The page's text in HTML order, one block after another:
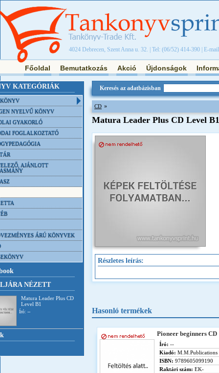
4024 Debrecen, Szent Anna u. 32. | Tel: (06/52) 414-390 | E-
Főoldal Bemutatkozás Akció Újdonságok
KATEGÓRIÁK
NYELVŰ KÖNYV
GYAKORLÓ
FOGLALKOZTATÓ
AJÁNLOTT
ÁRÚ KÖNYVEK
NÉZETT
Matura Leader Plus CD
Level B1
Író: --
Keresés az adatbázisban
CD »
Matura Leader Plus CD Level B1
Részletes leírás:
Hasonló termékek
Pioneer beginners CD
Író: --
Kiadó: M.M.Publications
ISBN: 9789605099190
Raktári szám: EK-